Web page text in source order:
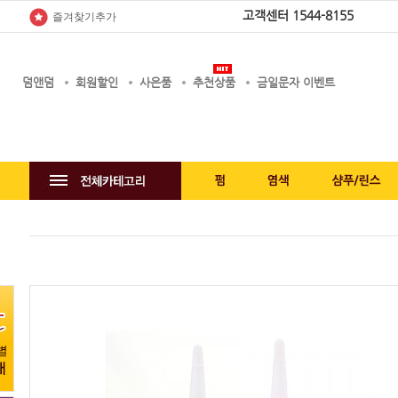
즐겨찾기추가 고객센터 1544-8155
덤앤덤 회원할인 사은품 추천상품 금일문자 이벤트